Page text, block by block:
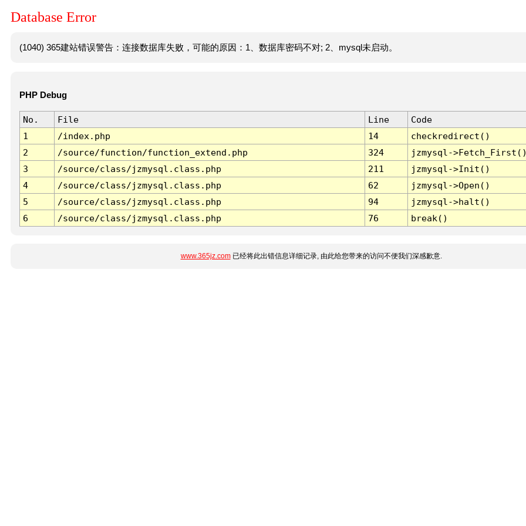
Database Error
(1040) 365建站错误警告：连接数据库失败，可能的原因：1、数据库密码不对; 2、mysql未启动。
PHP Debug
No. File Line
Code
1
/index.php 14
checkredirect()
2
/source/function/function_extend.php 324
jzmysql-
3
/source/class/jzmysql.class.php 211
jzmysql->Init()
4
/source/class/jzmysql.class.php 62
jzmysql->Open()
5
/source/class/jzmysql.class.php 94
jzmysql->halt()
6
/source/class/jzmysql.class.php 76 break()
www.365jz.com已经将此出错信息详细记录, 由此给您带来的访问不便我们深感歉意.